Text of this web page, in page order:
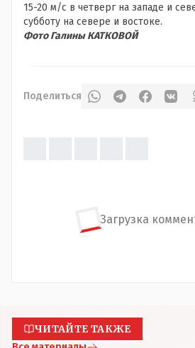
15-20 м/с в четверг на западе и
субботу на севере и востоке.
Фото Галины КАТКОВОЙ
Поделиться
Загрузка
ЧИТАЙТЕ ТАКЖЕ